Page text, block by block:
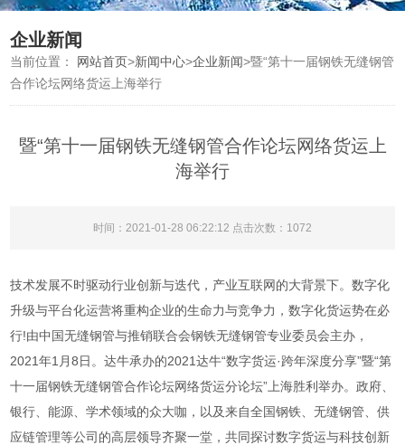
企业新闻
当前位置： 网站首页>新闻中心>企业新闻>暨“第十一届钢铁无缝钢管
合作论坛网络货运上海举行
暨“第十一届钢铁无缝钢管合作论坛网络货运上
海举行
时间：2021-01-28 06:22:12 点击次数：1072
技术发展不时驱动行业创新与迭代，产业互联网的大背景下。数字化
升级与平台化运营将重构企业的生命力与竞争力，数字化货运势在必
行!由中国无缝钢管与推销联合会钢铁无缝钢管专业委员会主办，
2021年1月8日。达牛承办的2021达牛“数字货运·跨年深度分享”暨“第
十一届钢铁无缝钢管合作论坛网络货运分论坛”上海胜利举办。政府、
银行、能源、学术领域的众大咖，以及来自全国钢铁、无缝钢管、供
应链管理等公司的高层领导齐聚一堂，共同探讨数字货运与科技创新